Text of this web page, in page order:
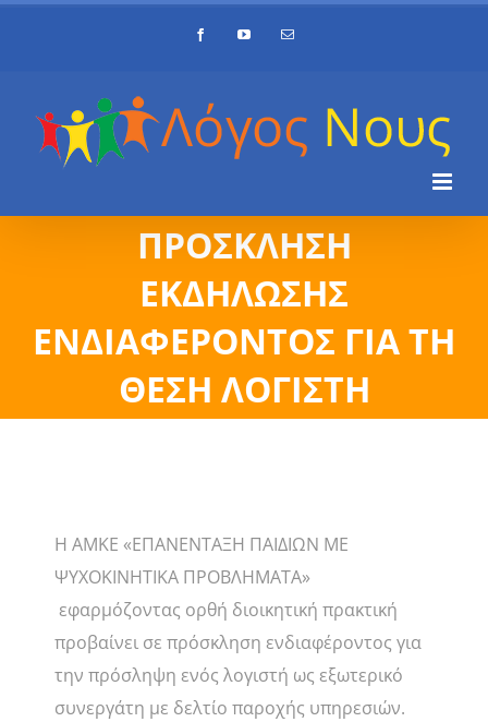
FacebookYouTubeEmail
ΠΡΟΣΚΛΗΣΗ
ΕΚΔΗΛΩΣΗΣ
ΕΝΔΙΑΦΕΡΟΝΤΟΣ ΓΙΑ ΤΗ
ΘΕΣΗ ΛΟΓΙΣΤΗ
Η ΑΜΚΕ «ΕΠΑΝΕΝΤΑΞΗ ΠΑΙΔΙΩΝ ΜΕ
ΨΥΧΟΚΙΝΗΤΙΚΑ ΠΡΟΒΛΗΜΑΤΑ»
εφαρμόζοντας ορθή διοικητική πρακτική
προβαίνει σε πρόσκληση ενδιαφέροντος για
την πρόσληψη ενός λογιστή ως εξωτερικό
συνεργάτη με δελτίο παροχής υπηρεσιών.